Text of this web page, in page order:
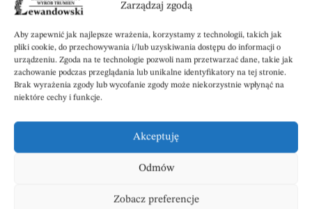
Zarządzaj zgodą
Aby zapewnić jak najlepsze wrażenia, korzystamy z technologii, takich jak
pliki cookie, do przechowywania i/lub uzyskiwania dostępu do informacji o
urządzeniu. Zgoda na te technologie pozwoli nam przetwarzać dane, takie jak
zachowanie podczas przeglądania lub unikalne identyfikatory na tej stronie.
Brak wyrażenia zgody lub wycofanie zgody może niekorzystnie wpłynąć na
niektóre cechy i funkcje.
Akceptuję
Odmów
Zobacz preferencje
POBIERZ POWIADOMIENIE SMS
Wpisz swoje kondolencje